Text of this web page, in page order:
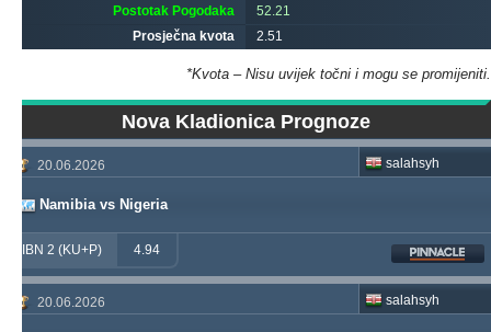
Postotak Pogodaka
Prosječna kvota
52.21
2.51
*Kvota – Nisu uvijek točni i mogu se promijeniti.
Nova Kladionica Prognoze
20.06.2026
Namibia vs Nigeria
salahsyh
IBN 2 (KU+P) 4.94
20.06.2026 salahsyh